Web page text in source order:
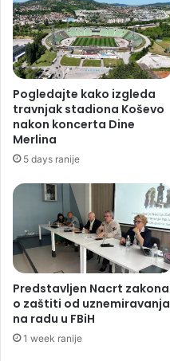
Pogledajte kako izgleda
travnjak stadiona Koševo
nakon koncerta Dine
Merlina
5 days ranije
Predstavljen Nacrt zakona
o zaštiti od uznemiravanja
na radu u FBiH
1 week ranije